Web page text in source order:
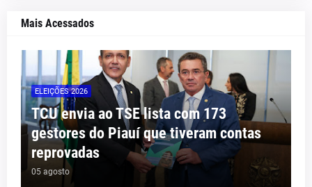
Mais Acessados
ELEIÇÕES 2026
TCU envia ao TSE lista com 173
gestores do Piauí que tiveram contas
reprovadas
05 agosto